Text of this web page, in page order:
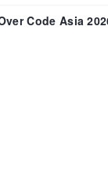
Code Asia